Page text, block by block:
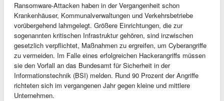
Ransomware-Attacken haben in der Vergangenheit schon
Krankenhäuser, Kommunalverwaltungen und Verkehrsbetriebe
vorübergehend lahmgelegt. Größere Einrichtungen, die zur
sogenannten kritischen Infrastruktur gehören, sind inzwischen
gesetzlich verpflichtet, Maßnahmen zu ergreifen, um Cyberangriffe
zu vermeiden. Im Falle eines erfolgreichen Hackerangriffs müssen
sie den Vorfall an das Bundesamt für Sicherheit in der
Informationstechnik (BSI) melden. Rund 90 Prozent der Angriffe
richteten sich im vergangenen Jahr gegen kleine und mittlere
Unternehmen.